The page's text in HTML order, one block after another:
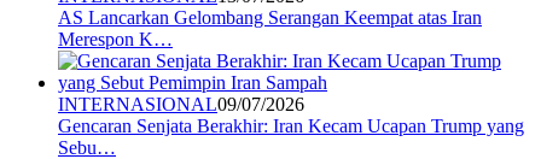
AS Lancarkan Gelombang Serangan Keempat atas Iran
Merespon K…
INTERNASIONAL09/07/2026
Gencaran Senjata Berakhir: Iran Kecam Ucapan Trump yang
Sebu…